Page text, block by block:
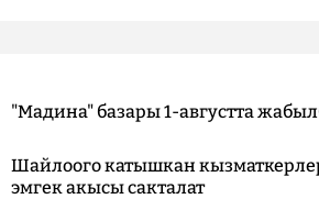
"Мадина" базары 1-августта
Шайлоого катышкан
эмгек акысы сакталат